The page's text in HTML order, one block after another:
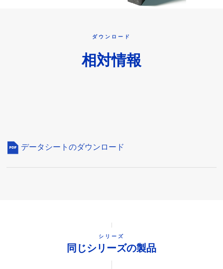
ダウンロード
相対情報
データシートのダウンロード
シリーズ
同じシリーズの製品